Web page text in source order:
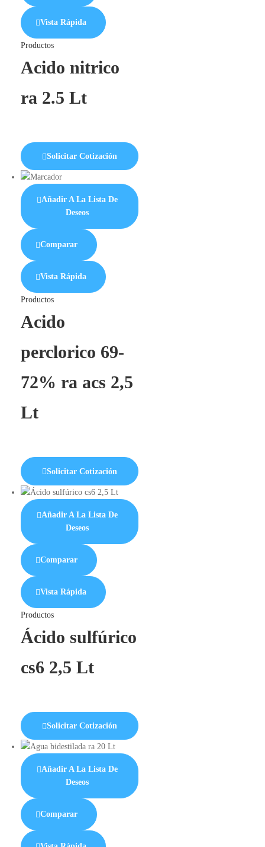
Vista Rápida
Productos
Acido nitrico
ra 2.5 Lt
Solicitar Cotización
Añadir A La Lista De
Deseos
Comparar
Vista Rápida
Productos
Acido
perclorico 69-
72% ra acs 2,5
Lt
Solicitar Cotización
Añadir A La Lista De
Deseos
Comparar
Vista Rápida
Productos
Ácido sulfúrico
cs6 2,5 Lt
Solicitar Cotización
Añadir A La Lista De
Deseos
Comparar